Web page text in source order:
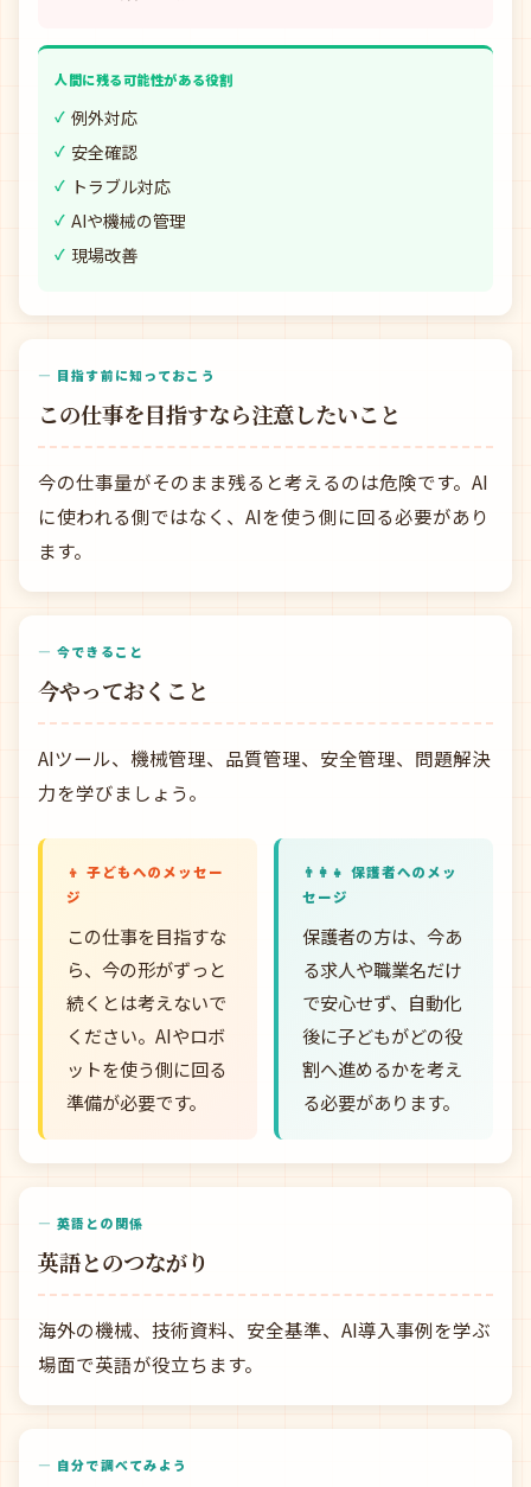
人間に残る可能性がある役割
例外対応
安全確認
トラブル対応
AIや機械の管理
現場改善
— 目指す前に知っておこう
この仕事を目指すなら注意したいこと
今の仕事量がそのまま残ると考えるのは危険です。AI
に使われる側ではなく、AIを使う側に回る必要があり
ます。
— 今できること
今やっておくこと
AIツール、機械管理、品質管理、安全管理、問題解決
力を学びましょう。
👦 子どもへのメッセー
ジ
この仕事を目指すな
ら、今の形がずっと
続くとは考えないで
ください。AIやロボ
ットを使う側に回る
準備が必要です。
👨‍👩‍👧 保護者へのメッ
セージ
保護者の方は、今あ
る求人や職業名だけ
で安心せず、自動化
後に子どもがどの役
割へ進めるかを考え
る必要があります。
— 英語との関係
英語とのつながり
海外の機械、技術資料、安全基準、AI導入事例を学ぶ
場面で英語が役立ちます。
— 自分で調べてみよう